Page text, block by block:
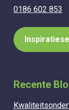
0186 602 853
Recente